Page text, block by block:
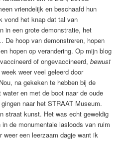
vriendelijk en beschaafd hun
vond het knap dat tal van
in een grote demonstratie, het
De hoop van demonstreren, hopen
hopen op verandering. Op mijn blog
of ongevaccineerd,bewust
weer veel geleerd door
na gekeken te hebben bij de
en met de boot naar de oude
naar het STRAAT Museum.
straat kunst. Het was echt geweldig
de monumentale lasloods van ruim
een leerzaam dagje want ik